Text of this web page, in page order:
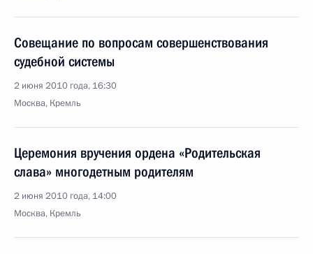
Совещание по вопросам совершенствования
судебной системы
2 июня 2010 года, 16:30
Москва, Кремль
Церемония вручения ордена «Родительская
слава» многодетным родителям
2 июня 2010 года, 14:00
Москва, Кремль